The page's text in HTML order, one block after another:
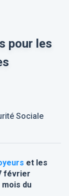
pour les
Sociale
et les
février
mois du